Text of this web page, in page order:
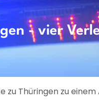
- vier
zu Thüringen zu